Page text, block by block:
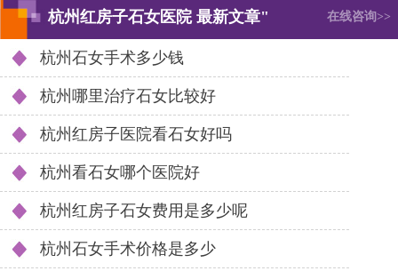
杭州红房子石女医院 最新文章" 在线咨询>>
杭州石女手术多少钱
杭州哪里治疗石女比较好
杭州红房子医院看石女好吗
杭州看石女哪个医院好
杭州红房子石女费用是多少呢
杭州石女手术价格是多少